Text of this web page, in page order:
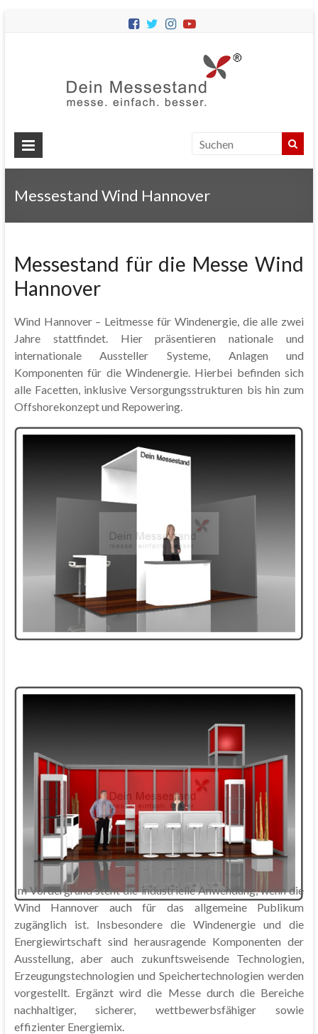
Messestände
für
Messestand Wind Hannover
Messestand für die Messe Wind
Hannover
Wind Hannover – Leitmesse für Windenergie, die alle zwei
Jahre stattfindet. Hier präsentieren nationale und
internationale Aussteller Systeme, Anlagen und
Komponenten für die Windenergie. Hierbei befinden sich
alle Facetten, inklusive Versorgungsstrukturen bis hin zum
Offshorekonzept und Repowering.
Im Vordergrund steht die industrielle Anwendung, wenn die
Wind Hannover auch für das allgemeine Publikum
zugänglich ist. Insbesondere die Windenergie und die
Energiewirtschaft sind herausragende Komponenten der
Ausstellung, aber auch zukunftsweisende Technologien,
Erzeugungstechnologien und Speichertechnologien werden
vorgestellt. Ergänzt wird die Messe durch die Bereiche
nachhaltiger, sicherer, wettbewerbsfähiger sowie
effizienter Energiemix.